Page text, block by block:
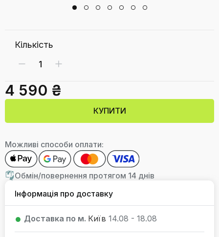
Кількість
4 590 ₴
КУПИТИ
Можливі способи оплати:
Обмін/повернення протягом 14 днів
Інформація про доставку
Доставка по м. Київ 14.08 - 18.08